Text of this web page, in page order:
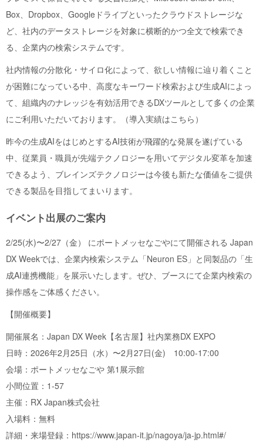
Box、Dropbox、Googleドライブといったクラウドストレージな
ど、社内のデータストレージを対象に横断的かつ全文で検索でき
る、企業内の検索システムです。
社内情報の分散化・サイロ化によって、欲しい情報に辿り着くこと
が困難になっている中、高度なキーワード検索および生成AIによっ
て、組織内のナレッジを有効活用できるDXツールとして多くの企業
にご利用いただいております。（導入実績はこちら ）
昨今の生成AIをはじめとするAI技術が飛躍的な発展を遂げている
中、従業員・職員が先端テクノロジーを用いてデジタル変革を加速
できるよう、ブレインズテクノロジーは今後も新たな価値をご提供
できる製品を目指してまいります。
イベント出展のご案内
2/25(水)〜2/27（金） にポートメッセなごやにて開催される Japan
DX Weekでは、企業内検索システム「Neuron ES」と同製品の「生
成AI連携機能」を展示いたします。ぜひ、ブースにて企業内検索の
操作感をご体感ください。
【開催概要】
開催展名：Japan DX Week【名古屋】社内業務DX EXPO
日時：2026年2月25日（水）〜2月27日(金) 10:00-17:00
会場：ポートメッセなごや 第1展示館
小間位置：1-57
主催：RX Japan株式会社
入場料：無料
詳細・来場登録： https://www.japan-it.jp/nagoya/ja-jp.html#/